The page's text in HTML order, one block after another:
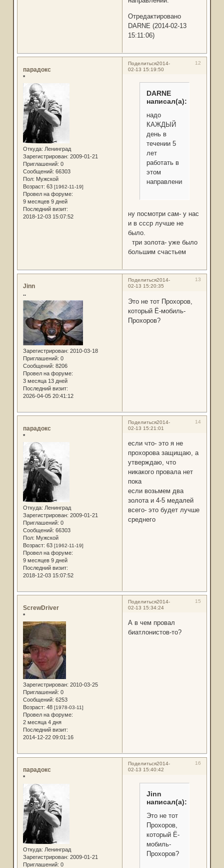
Отредактировано
DARNE (2014-02-13
15:11:06)
Поделиться 12
2014-
02-13 15:19:50
парадокс
*
Откуда: Ленинград
Зарегистрирован: 2009-01-21
Приглашений: 0
Сообщений: 66303
Пол: Мужской
Возраст: 63 [1962-11-19]
Провел на форуме:
9 месяцев 9 дней
Последний визит:
2018-12-03 15:07:52
DARNE
написал(а):
надо
КАЖДЫЙ
день в
течении 5
лет
работать в
этом
направлении.
ну посмотри сам- у нас
и в ссср лучше не
было.
три золота- уже было
большим счастьем
Поделиться 13
2014-
02-13 15:20:35
Jinn
..
Зарегистрирован: 2010-03-18
Приглашений: 0
Сообщений: 8206
Провел на форуме:
3 месяца 13 дней
Последний визит:
2026-04-05 20:41:12
Это не тот Прохоров,
который Ё-мобиль-
Прохоров?
Поделиться 14
2014-
02-13 15:21:01
парадокс
*
Откуда: Ленинград
Зарегистрирован: 2009-01-21
Приглашений: 0
Сообщений: 66303
Пол: Мужской
Возраст: 63 [1962-11-19]
Провел на форуме:
9 месяцев 9 дней
Последний визит:
2018-12-03 15:07:52
если что- это я не
прохорова защищаю, а
утверждаю, что
никакого провала нет
пока
если возьмем два
золота и 4-5 медалей
всего- это будет лучше
среднего
Поделиться 15
2014-
02-13 15:34:24
ScrewDriver
*
Зарегистрирован: 2010-03-25
Приглашений: 0
Сообщений: 6253
Возраст: 48 [1978-03-11]
Провел на форуме:
2 месяца 4 дня
Последний визит:
2014-12-22 09:01:16
А в чем провал
биатлонистов-то?
Поделиться 16
2014-
02-13 15:40:42
парадокс
*
Откуда: Ленинград
Зарегистрирован: 2009-01-21
Приглашений: 0
Jinn
написал(а):
Это не тот
Прохоров,
который Ё-
мобиль-
Прохоров?